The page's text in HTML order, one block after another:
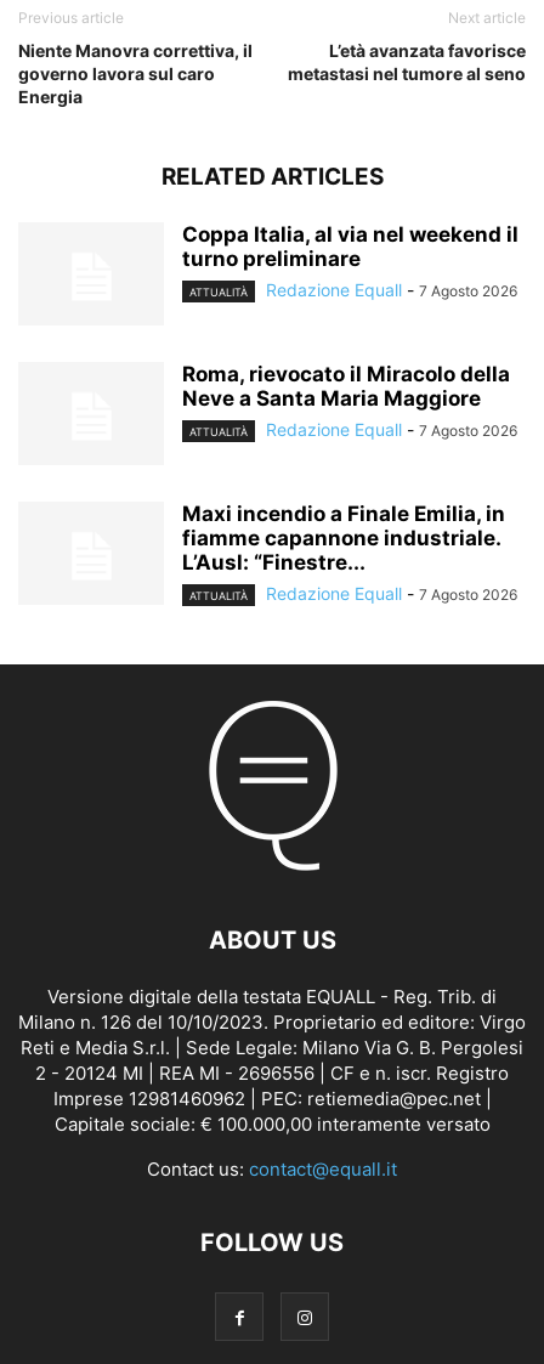
Previous article
Niente Manovra correttiva, il
governo lavora sul caro
Energia
Next article
L’età avanzata favorisce
metastasi nel tumore al seno
RELATED ARTICLES
Coppa Italia, al via nel weekend il
turno preliminare
ATTUALITÀ Redazione Equall - 7 Agosto 2026
Roma, rievocato il Miracolo della
Neve a Santa Maria Maggiore
ATTUALITÀ Redazione Equall - 7 Agosto 2026
Maxi incendio a Finale Emilia, in
fiamme capannone industriale.
L’Ausl: “Finestre...
ATTUALITÀ Redazione Equall - 7 Agosto 2026
ABOUT US
Versione digitale della testata EQUALL - Reg. Trib. di
Milano n. 126 del 10/10/2023. Proprietario ed editore: Virgo
Reti e Media S.r.l. | Sede Legale: Milano Via G. B. Pergolesi
2 - 20124 MI | REA MI - 2696556 | CF e n. iscr. Registro
Imprese 12981460962 | PEC: retiemedia@pec.net |
Capitale sociale: € 100.000,00 interamente versato
Contact us: contact@equall.it
FOLLOW US